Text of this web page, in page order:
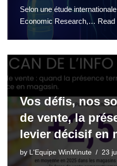
Selon une étude
Economic Research,…
Vos défis, nos
de vente, la
levier décisif en
by L'Equipe WinMinute 23